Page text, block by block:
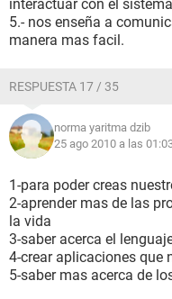
interactuar con el
5.- nos enseña a
manera mas facil.
RESPUESTA 17 / 35
norma yaritma dzib
25 ago 2010 a las
1-para poder creas
2-aprender mas de las
la vida
3-saber acerca el
4-crear aplicaciones que
5-saber mas acerca de